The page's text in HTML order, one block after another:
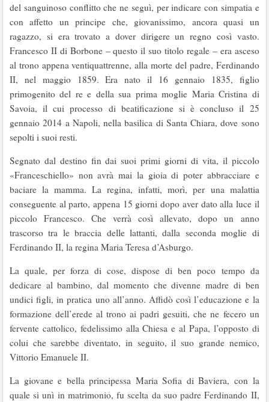
del sanguinoso conflitto che ne seguì, per indicare con simpatia e
con affetto un principe che, giovanissimo, ancora quasi un
ragazzo, si era trovato a dover dirigere un regno così vasto.
Francesco II di Borbone – questo il suo titolo regale – era asceso
al trono appena ventiquattrenne, alla morte del padre, Ferdinando
II, nel maggio 1859. Era nato il 16 gennaio 1835, figlio
primogenito del re e della sua prima moglie Maria Cristina di
Savoia, il cui processo di beatificazione si è concluso il 25
gennaio 2014 a Napoli, nella basilica di Santa Chiara, dove sono
sepolti i suoi resti.
Segnato dal destino fin dai suoi primi giorni di vita, il piccolo
«Franceschiello» non avrà mai la gioia di poter abbracciare e
baciare la mamma. La regina, infatti, morì, per una malattia
conseguente al parto, appena 15 giorni dopo aver dato alla luce il
piccolo Francesco. Che verrà così allevato, dopo un anno
trascorso tra le braccia delle lattanti, dalla seconda moglie di
Ferdinando II, la regina Maria Teresa d’Asburgo.
La quale, per forza di cose, dispose di ben poco tempo da
dedicare al bambino, dal momento che divenne madre di ben
undici figli, in pratica uno all’anno. Affidò così l’educazione e la
formazione dell’erede al trono ai padri gesuiti, che ne fecero un
fervente cattolico, fedelissimo alla Chiesa e al Papa, l’opposto di
colui che sarebbe diventato, in seguito, il suo grande nemico,
Vittorio Emanuele II.
La giovane e bella principessa Maria Sofia di Baviera, con la
quale si unì in matrimonio, fu scelta da suo padre Ferdinando II,